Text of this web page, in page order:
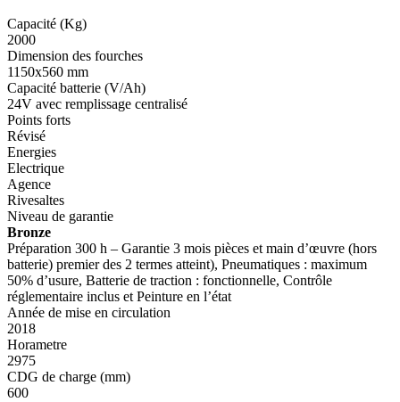
Capacité (Kg)
2000
Dimension des fourches
1150x560 mm
Capacité batterie (V/Ah)
24V avec remplissage centralisé
Points forts
Révisé
Energies
Electrique
Agence
Rivesaltes
Niveau de garantie
Bronze
Préparation 300 h – Garantie 3 mois pièces et main d’œuvre (hors
batterie) premier des 2 termes atteint), Pneumatiques : maximum
50% d’usure, Batterie de traction : fonctionnelle, Contrôle
réglementaire inclus et Peinture en l’état
Année de mise en circulation
2018
Horametre
2975
CDG de charge (mm)
600